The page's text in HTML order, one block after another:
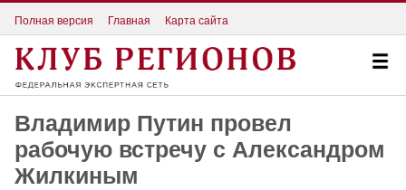
Полная версия Главная Карта сайта
Владимир Путин провел
рабочую встречу с Александром
Жилкиным